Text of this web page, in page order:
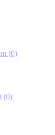
(0)
(0)